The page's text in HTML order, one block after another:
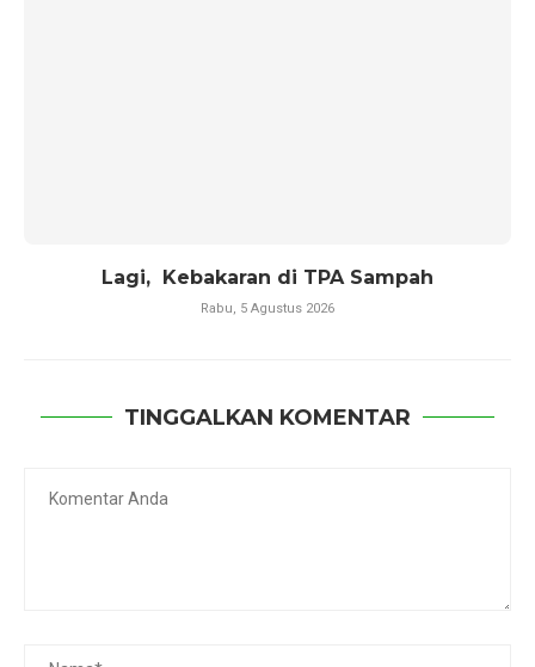
Lagi, Kebakaran di TPA Sampah
Rabu, 5 Agustus 2026
TINGGALKAN KOMENTAR